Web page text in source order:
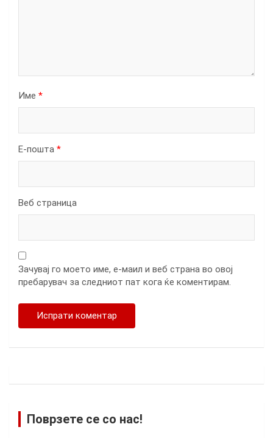
Име *
Е-пошта *
Веб страница
Зачувај го моето име, е-маил и веб страна во овој
пребарувач за следниот пат кога ќе коментирам.
Поврзете се со нас!